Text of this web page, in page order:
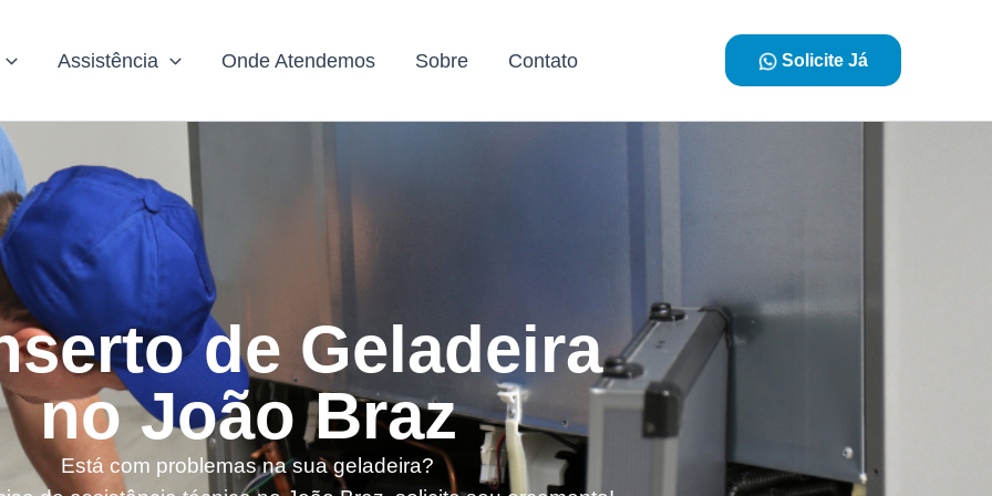
Assistência Onde Atendemos Sobre Contato Solicite Já
de Geladeira
no João Braz
Está com problemas na sua geladeira?